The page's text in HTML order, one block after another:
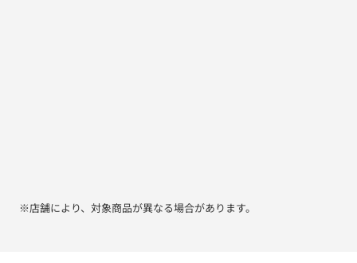
※店舗により、対象商品が異なる場合があります。